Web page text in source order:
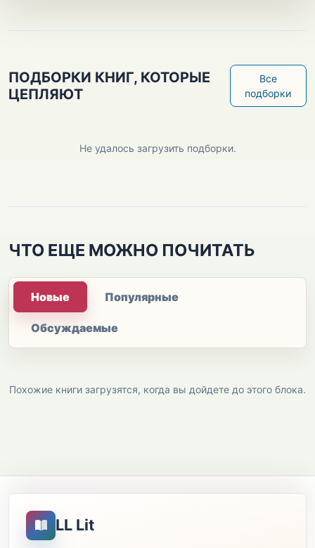
ПОДБОРКИ КНИГ, КОТОРЫЕ
ЦЕПЛЯЮТ
Все
подборки
Не удалось загрузить подборки.
ЧТО ЕЩЕ МОЖНО ПОЧИТАТЬ
Новые Популярные
Обсуждаемые
Похожие книги загрузятся, когда вы дойдете до этого блока.
LL Lit